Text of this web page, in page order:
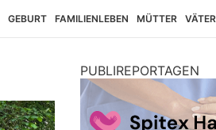
GEBURT FAMILIENLEBEN MÜTTER VÄTER
PUBLIREPORTAGEN